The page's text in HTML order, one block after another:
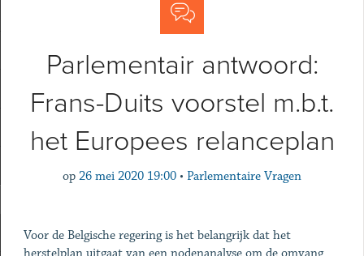
Parlementair antwoord:
Frans-Duits voorstel m.b.t.
het Europees relanceplan
op 26 mei 2020 19:00 • Parlementaire Vragen
Voor de Belgische regering is het belangrijk dat het